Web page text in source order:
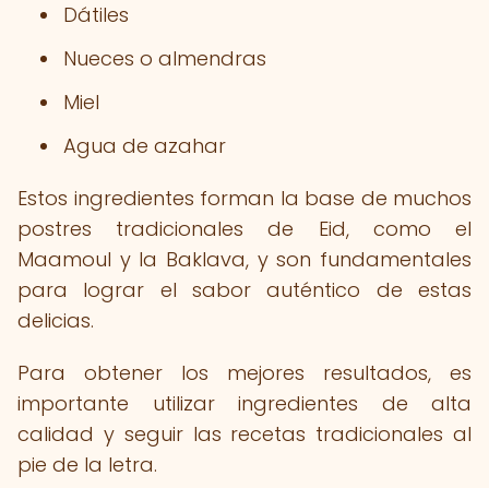
Dátiles
Nueces o almendras
Miel
Agua de azahar
Estos ingredientes forman la base de muchos
postres tradicionales de Eid, como el
Maamoul y la Baklava, y son fundamentales
para lograr el sabor auténtico de estas
delicias.
Para obtener los mejores resultados, es
importante utilizar ingredientes de alta
calidad y seguir las recetas tradicionales al
pie de la letra.